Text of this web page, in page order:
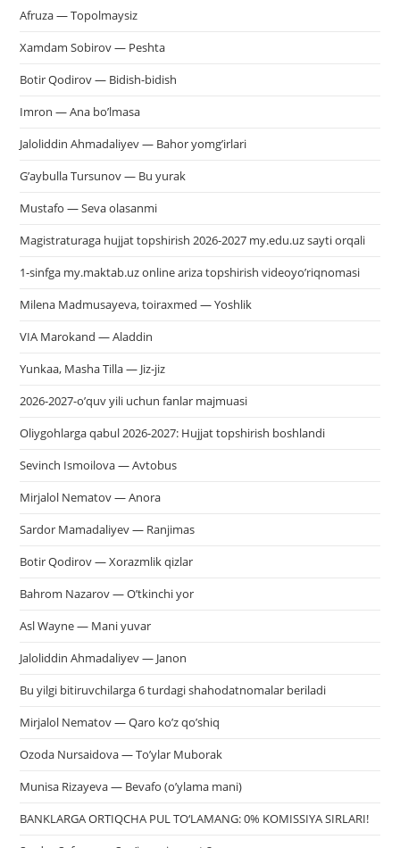
Afruza — Topolmaysiz
Xamdam Sobirov — Peshta
Botir Qodirov — Bidish-bidish
Imron — Ana bo’lmasa
Jaloliddin Ahmadaliyev — Bahor yomg’irlari
G’aybulla Tursunov — Bu yurak
Mustafo — Seva olasanmi
Magistraturaga hujjat topshirish 2026-2027 my.edu.uz sayti orqali
1-sinfga my.maktab.uz online ariza topshirish videoyo’riqnomasi
Milena Madmusayeva, toiraxmed — Yoshlik
VIA Marokand — Aladdin
Yunkaa, Masha Tilla — Jiz-jiz
2026-2027-o’quv yili uchun fanlar majmuasi
Oliygohlarga qabul 2026-2027: Hujjat topshirish boshlandi
Sevinch Ismoilova — Avtobus
Mirjalol Nematov — Anora
Sardor Mamadaliyev — Ranjimas
Botir Qodirov — Xorazmlik qizlar
Bahrom Nazarov — O’tkinchi yor
Asl Wayne — Mani yuvar
Jaloliddin Ahmadaliyev — Janon
Bu yilgi bitiruvchilarga 6 turdagi shahodatnomalar beriladi
Mirjalol Nematov — Qaro ko’z qo’shiq
Ozoda Nursaidova — To’ylar Muborak
Munisa Rizayeva — Bevafo (o’ylama mani)
BANKLARGA ORTIQCHA PUL TO‘LAMANG: 0% KOMISSIYA SIRLARI!